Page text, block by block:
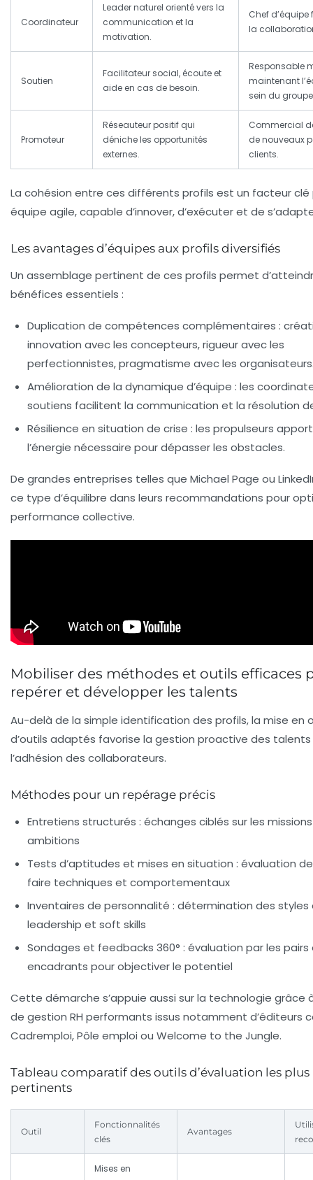
Coordinateur
Leader naturel orienté vers la
communication et la
motivation.
Chef
la
Soutien
Facilitateur social, écoute et
aide en cas de besoin.
Responsable
maintenant
sein du
Promoteur
Réseauteur positif qui
déniche les opportunités
externes.
Commercial
de nouveaux
clients.
La cohésion entre ces différents profils est un facteur clé
équipe agile, capable d’innover, d’exécuter et de
Les avantages d’équipes aux profils diversifiés
Un assemblage pertinent de ces profils permet
bénéfices essentiels :
Duplication de compétences complémentaires :
innovation avec les concepteurs, rigueur avec les
perfectionnistes, pragmatisme avec les
Amélioration de la dynamique d’équipe : les
soutiens facilitent la communication et la résolution
Résilience en situation de crise : les propulseurs
l’énergie nécessaire pour dépasser les obstacles.
De grandes entreprises telles que Michael Page ou
ce type d’équilibre dans leurs recommandations pour
performance collective.
Mobiliser des méthodes et outils efficaces
repérer et développer les talents
Au-delà de la simple identification des profils, la mise en
d’outils adaptés favorise la gestion proactive des
l’adhésion des collaborateurs.
Méthodes pour un repérage précis
Entretiens structurés : échanges ciblés sur les
ambitions
Tests d’aptitudes et mises en situation : évaluation
faire techniques et comportementaux
Inventaires de personnalité : détermination des styles
leadership et soft skills
Sondages et feedbacks 360° : évaluation par les pairs
encadrants pour objectiver le potentiel
Cette démarche s’appuie aussi sur la technologie grâce
de gestion RH performants issus notamment d’éditeurs
Cadremploi, Pôle emploi ou Welcome to the Jungle.
Tableau comparatif des outils d’évaluation les plus
pertinents
Outil
Fonctionnalités
clés
Avantages
Mises en